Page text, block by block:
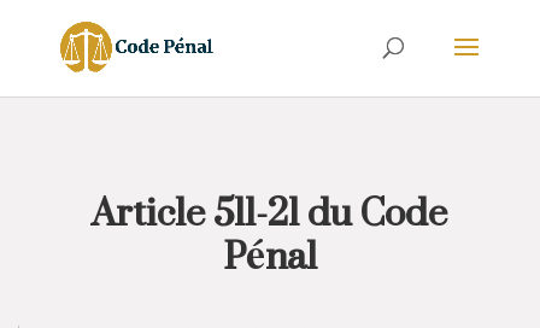
Article 511-21 du Code
Pénal